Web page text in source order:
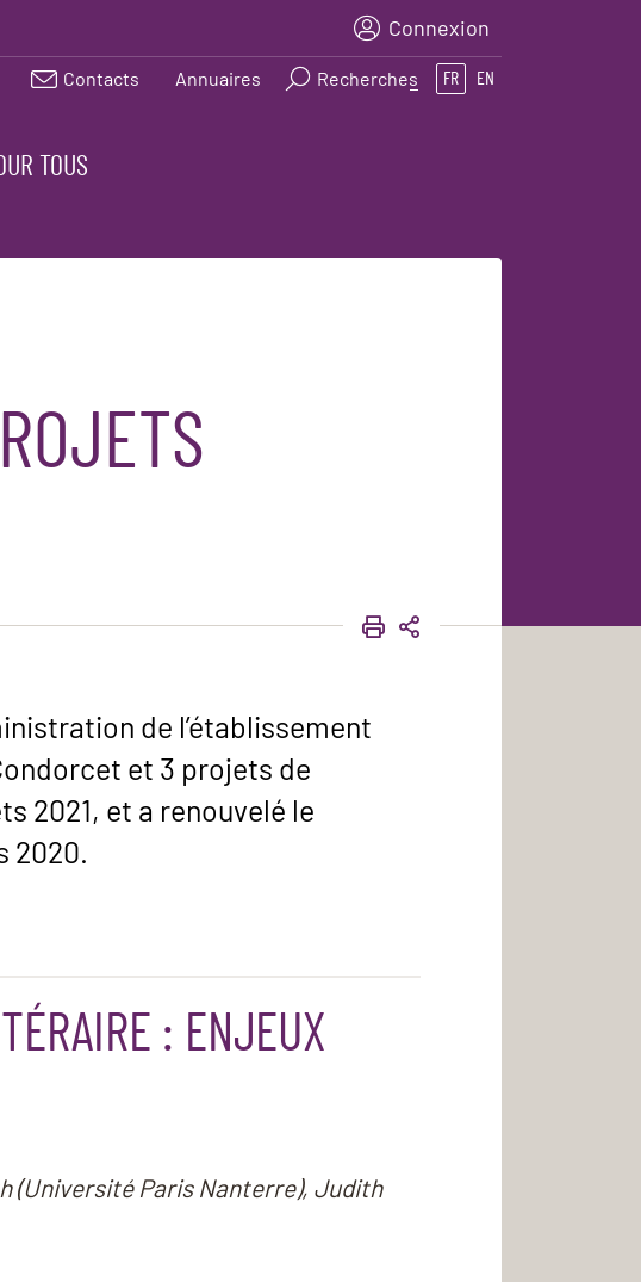
Connexion
Contacts Annuaires Recherches FR EN
TOUS
IMPRIMER
PARTAGER
de l’établissement
et 3 projets de
2021, et a renouvelé le
2020.
: ENJEUX
(Université Paris Nanterre), Judith